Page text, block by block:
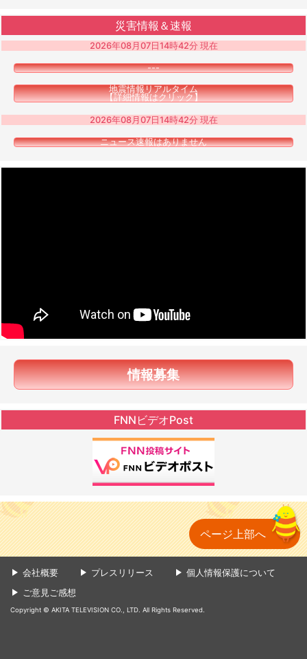
災害情報＆速報
2026年08月07日14時42分 現在
---
地震情報リアルタイム
【詳細情報はクリック】
2026年08月07日14時42分 現在
ニュース速報はありません
情報募集
FNNビデオPost
ページ上部へ
会社概要 プレスリリース
個人情報保護について
ご意見ご感想
Copyright © AKITA TELEVISION CO., LTD. All Rights Reserved.